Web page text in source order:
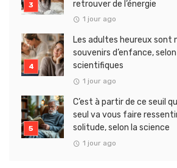
retrouver de l’énergie
1 jour ago
Les adultes heureux sont
souvenirs d’enfance,
scientifiques
1 jour ago
C’est à partir de ce seuil
seul va vous faire
solitude, selon la science
1 jour ago